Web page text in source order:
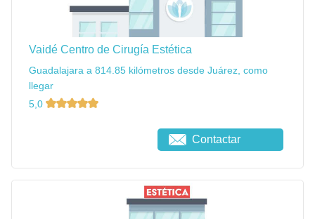
Vaidé Centro de Cirugía Estética
Guadalajara a 814.85 kilómetros desde Juárez, como
llegar
5,0
Contactar